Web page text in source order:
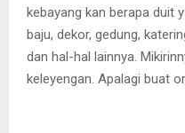
kebayang kan berapa duit
baju, dekor, gedung,
dan hal-hal lainnya.
keleyengan. Apalagi buat